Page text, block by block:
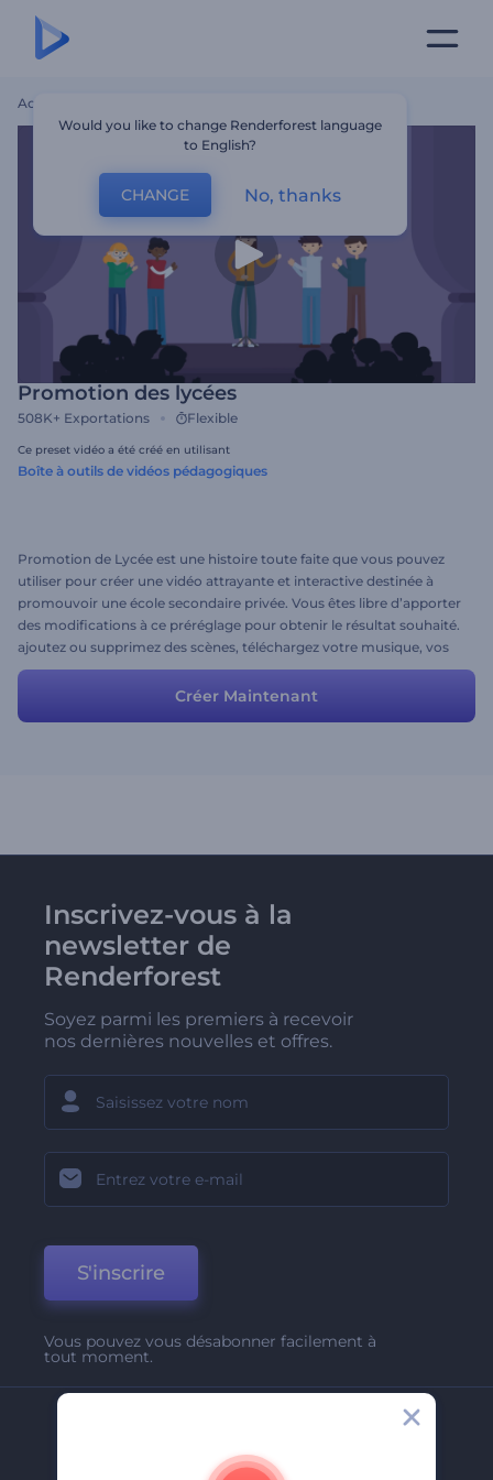
Accueil
Promotion des lycées
508K+ Exportations Flexible
Ce preset vidéo a été créé en utilisant
Boîte à outils de vidéos pédagogiques
Promotion de Lycée est une histoire toute faite que vous pouvez
utiliser pour créer une vidéo attrayante et interactive destinée à
promouvoir une école secondaire privée. Vous êtes libre d’apporter
des modifications à ce préréglage pour obtenir le résultat souhaité.
ajoutez ou supprimez des scènes, téléchargez votre musique, vos
images et modifiez les textes.
Créer Maintenant
Inscrivez-vous à la
newsletter de
Renderforest
Soyez parmi les premiers à recevoir
nos dernières nouvelles et offres.
S'inscrire
Vous pouvez vous désabonner facilement à
tout moment.
A Propos De Nous
Would you like to change Renderforest language
to English?
CHANGE No, thanks